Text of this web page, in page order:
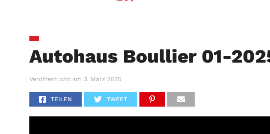
Autohaus Boullier 01-
Veröffentlicht am 3. März 2025
TEILEN TWEET